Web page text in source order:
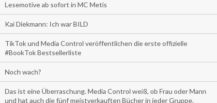
Lesemotive ab sofort in MC Metis
Kai Diekmann: Ich war BILD
TikTok und Media Control veröffentlichen die erste offizielle
#BookTok Bestsellerliste
Noch wach?
Das ist eine Überraschung. Media Control weiß, ob Frau oder Mann
und hat auch die fünf meistverkauften Bücher in jeder Gruppe.